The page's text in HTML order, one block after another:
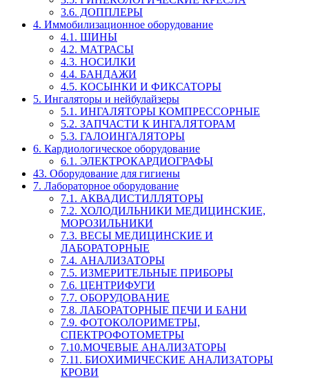
3.6. ДОППЛЕРЫ
4. Иммобилизационное оборудование
4.1. ШИНЫ
4.2. МАТРАСЫ
4.3. НОСИЛКИ
4.4. БАНДАЖИ
4.5. КОСЫНКИ И ФИКСАТОРЫ
5. Ингаляторы и нейбулайзеры
5.1. ИНГАЛЯТОРЫ КОМПРЕССОРНЫЕ
5.2. ЗАПЧАСТИ К ИНГАЛЯТОРАМ
5.3. ГАЛОИНГАЛЯТОРЫ
6. Кардиологическое оборудование
6.1. ЭЛЕКТРОКАРДИОГРАФЫ
43. Оборудование для гигиены
7. Лабораторное оборудование
7.1. АКВАДИСТИЛЛЯТОРЫ
7.2. ХОЛОДИЛЬНИКИ МЕДИЦИНСКИЕ,
МОРОЗИЛЬНИКИ
7.3. ВЕСЫ МЕДИЦИНСКИЕ И
ЛАБОРАТОРНЫЕ
7.4. АНАЛИЗАТОРЫ
7.5. ИЗМЕРИТЕЛЬНЫЕ ПРИБОРЫ
7.6. ЦЕНТРИФУГИ
7.7. ОБОРУДОВАНИЕ
7.8. ЛАБОРАТОРНЫЕ ПЕЧИ И БАНИ
7.9. ФОТОКОЛОРИМЕТРЫ,
СПЕКТРОФОТОМЕТРЫ
7.10.МОЧЕВЫЕ АНАЛИЗАТОРЫ
7.11. БИОХИМИЧЕСКИЕ АНАЛИЗАТОРЫ
КРОВИ